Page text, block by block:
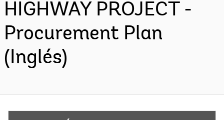
HIGHWAY PROJECT -
Procurement Plan
(Inglés)